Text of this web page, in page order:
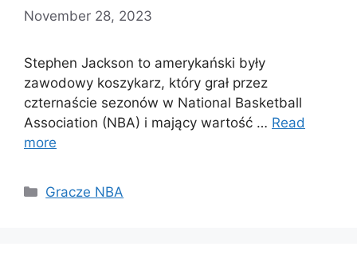
November 28, 2023
Stephen Jackson to amerykański były
zawodowy koszykarz, który grał przez
czternaście sezonów w National Basketball
Association (NBA) i mający wartość … Read
more
Categories
Gracze NBA